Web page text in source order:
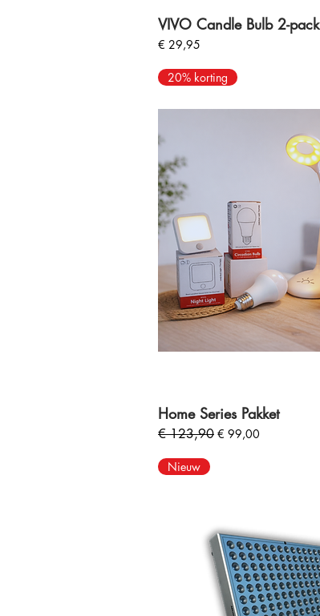
VIVO Candle Bulb 2-pack
Prijs
€ 29,95
20% korting
Home Series Pakket
Normale prijs
€ 123,90 Verkoopprijs
€ 99,00
Nieuw